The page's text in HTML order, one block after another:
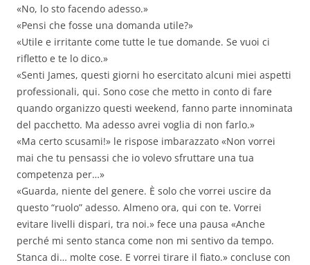
«No, lo sto facendo adesso.»
«Pensi che fosse una domanda utile?»
«Utile e irritante come tutte le tue domande. Se vuoi ci
rifletto e te lo dico.»
«Senti James, questi giorni ho esercitato alcuni miei aspetti
professionali, qui. Sono cose che metto in conto di fare
quando organizzo questi weekend, fanno parte innominata
del pacchetto. Ma adesso avrei voglia di non farlo.»
«Ma certo scusami!» le rispose imbarazzato «Non vorrei
mai che tu pensassi che io volevo sfruttare una tua
competenza per…»
«Guarda, niente del genere. È solo che vorrei uscire da
questo “ruolo” adesso. Almeno ora, qui con te. Vorrei
evitare livelli dispari, tra noi.» fece una pausa «Anche
perché mi sento stanca come non mi sentivo da tempo.
Stanca di… molte cose. E vorrei tirare il fiato.» concluse con